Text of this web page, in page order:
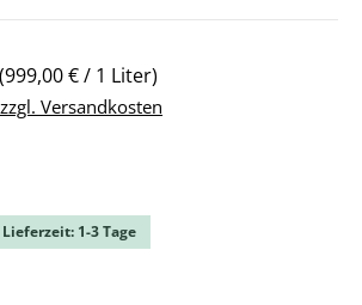
(999,00 € / 1 Liter)
Versandkosten
von 0 von 5 Sternen
1-3 Tage